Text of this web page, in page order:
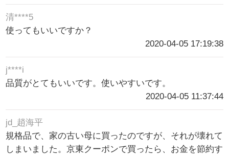
清****5
使ってもいいですか？
2020-04-05 17:19:38
j****i
品質がとてもいいです。使いやすいです。
2020-04-05 11:37:44
jd_趙海平
規格品で、家の古い母に買ったのですが、それが壊れて
しまいました。京東クーポンで買ったら、お金を節約す